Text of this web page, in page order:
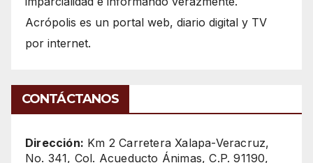
Acrópolis es un portal web, diario digital y TV
por internet.
CONTÁCTANOS
Dirección: Km 2 Carretera Xalapa-Veracruz,
No. 341, Col. Acueducto Ánimas, C.P. 91190,